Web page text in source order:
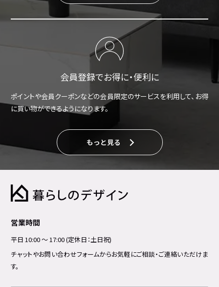
会員登録でお得に・便利に
ポイントや会員クーポンなどの会員限定のサービスを利用して、お得
に買い物ができるようになります。
もっと見る
営業時間
平日 10:00 ～ 17:00 (定休日：土日祝)
チャットやお問い合わせフォームからお気軽にご相談・ご連絡いただけま
す。